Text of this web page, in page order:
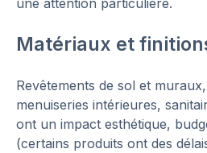
Matériaux et
Revêtements de sol et
menuiseries intérieures,
ont un impact esthétique,
(certains produits ont des